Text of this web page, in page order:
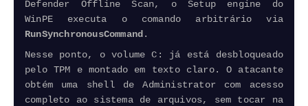
Defender
Offline Scan, o Setup engine do
WinPE executa o comando arbitrário via
RunSynchronousCommand.
Nesse ponto, o volume C: já está desbloqueado
pelo TPM e montado em texto claro. O atacante
obtém uma shell de Administrator com acesso
completo ao sistema de arquivos, sem tocar na